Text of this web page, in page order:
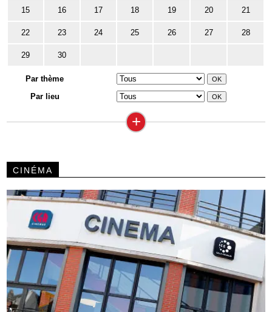
15 16 17 18 19 20 21
22 23 24 25 26 27 28
29 30
Par thème
Par lieu
+
CINÉMA